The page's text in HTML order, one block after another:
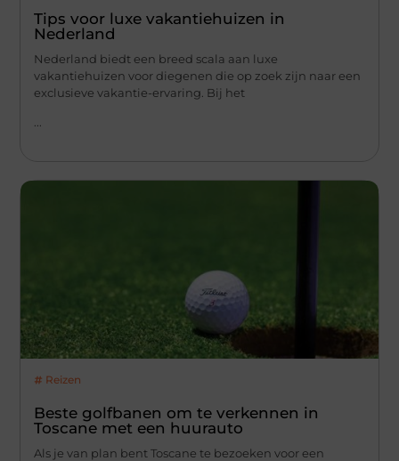
Tips voor luxe vakantiehuizen in
Nederland
Nederland biedt een breed scala aan luxe
vakantiehuizen voor diegenen die op zoek zijn naar een
exclusieve vakantie-ervaring. Bij het
Reizen
Beste golfbanen om te verkennen in
Toscane met een huurauto
Als je van plan bent Toscane te bezoeken voor een